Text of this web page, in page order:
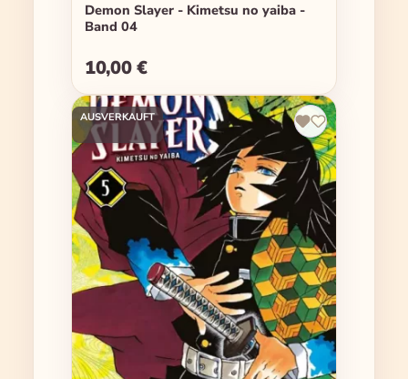
Demon Slayer - Kimetsu no yaiba -
Band 04
Regulärer Preis:
10,00 €
AUSVERKAUFT